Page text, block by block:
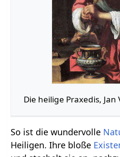
Die heilige Praxedis, Jan
So ist die wundervolle
Heiligen. Ihre bloße